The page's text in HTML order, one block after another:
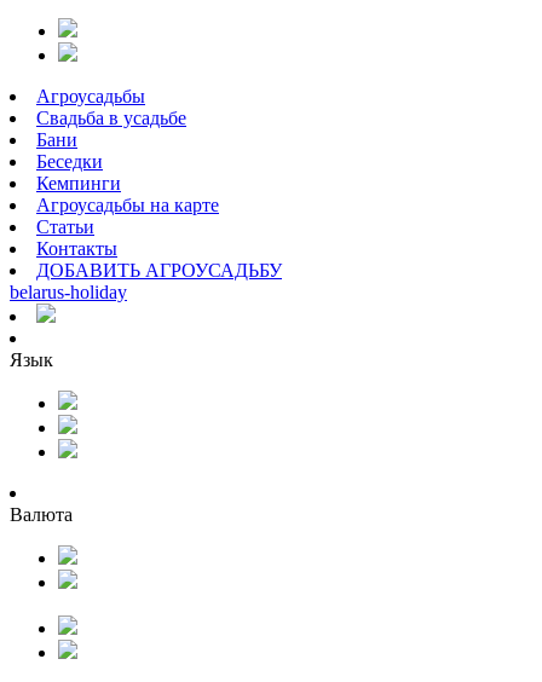
Агроусадьбы
Свадьба в усадьбе
Бани
Беседки
Кемпинги
Агроусадьбы на карте
Статьи
Контакты
ДОБАВИТЬ АГРОУСАДЬБУ
belarus-holiday
Язык
Валюта